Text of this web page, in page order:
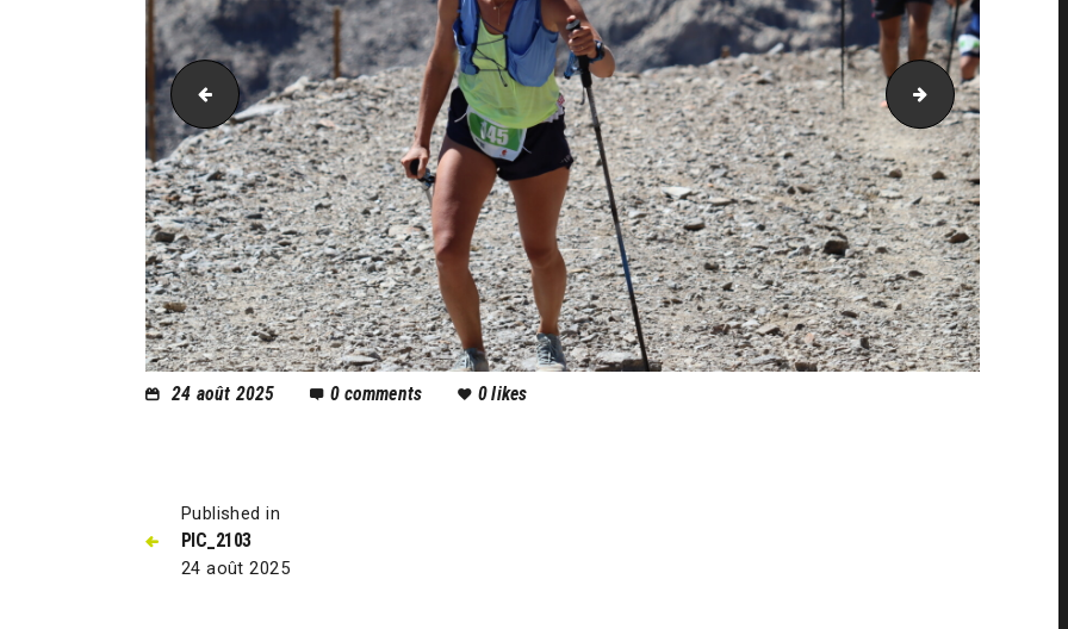
PIC_2102 PIC_2104
24 août 2025 0 comments 0likes
Published in
PIC_2103
24 août 2025